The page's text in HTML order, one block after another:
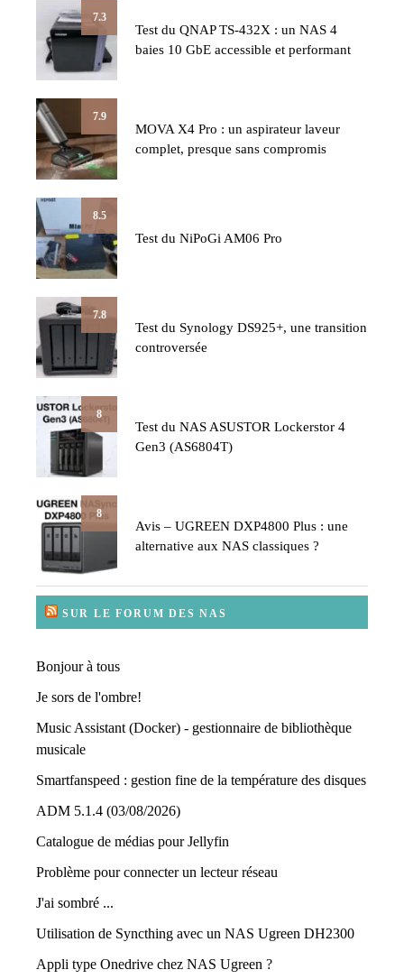
7.3
Test du QNAP TS-432X : un NAS 4
baies 10 GbE accessible et performant
7.9
MOVA X4 Pro : un aspirateur laveur
complet, presque sans compromis
8.5
Test du NiPoGi AM06 Pro
7.8
Test du Synology DS925+, une transition
controversée
8
Test du NAS ASUSTOR Lockerstor 4
Gen3 (AS6804T)
8
Avis – UGREEN DXP4800 Plus : une
alternative aux NAS classiques ?
SUR LE FORUM DES NAS
Bonjour à tous
Je sors de l'ombre!
Music Assistant (Docker) - gestionnaire de bibliothèque
musicale
Smartfanspeed : gestion fine de la température des disques
ADM 5.1.4 (03/08/2026)
Catalogue de médias pour Jellyfin
Problème pour connecter un lecteur réseau
J'ai sombré ...
Utilisation de Syncthing avec un NAS Ugreen DH2300
Appli type Onedrive chez NAS Ugreen ?